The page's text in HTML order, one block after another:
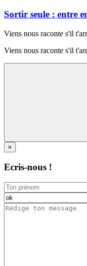
Sortir seule : entre
Viens nous raconte s'il
Viens nous raconte s'il
×
Ecris-nous !